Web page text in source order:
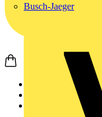
Busch-Jaeger